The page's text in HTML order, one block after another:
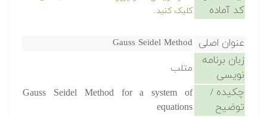
کد آماده
کلیک کنید.
عنوان اصلی Gauss Seidel Method
زبان برنامه
نویسی
متلب
چکیده /
توضیح
Gauss Seidel Method for a system of
equations